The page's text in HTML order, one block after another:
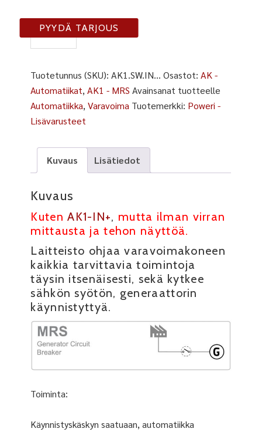
AK1-
IN
PYYDÄ TARJOUS
Tuotetunnus (SKU):AK1.SW.IN... Osastot:AK -
Automatiikat,AK1 - MRS Avainsanat tuotteelle
Automatiikka,Varavoima Tuotemerkki: Poweri -
Lisävarusteet
Kuvaus Lisätiedot
Kuvaus
Kuten AK1-IN+, mutta ilman virran
mittausta ja tehon näyttöä.
Laitteisto ohjaa varavoimakoneen
kaikkia tarvittavia toimintoja
täysin itsenäisesti, sekä kytkee
sähkön syötön, generaattorin
käynnistyttyä.
Toiminta:
Käynnistyskäskyn saatuaan, automatiikka